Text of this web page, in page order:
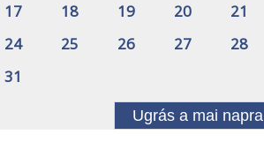
17
18 19 20 21
24
25 26 27 28
31
Ugrás a mai napra